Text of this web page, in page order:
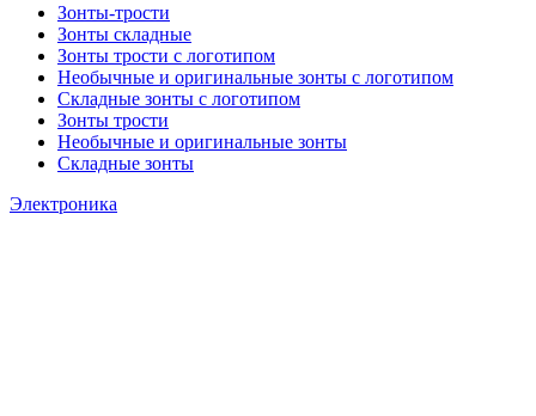
Зонты-трости
Зонты складные
Зонты трости с логотипом
Необычные и оригинальные зонты с логотипом
Складные зонты с логотипом
Зонты трости
Необычные и оригинальные зонты
Складные зонты
Электроника